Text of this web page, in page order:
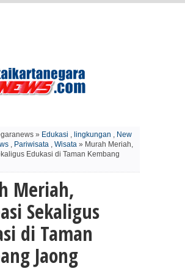
» Edukasi , lingkungan , New
, Pariwisata , Wisata » Murah Meriah,
Edukasi di Taman Kembang
Meriah,
Sekaligus
di Taman
Jaong